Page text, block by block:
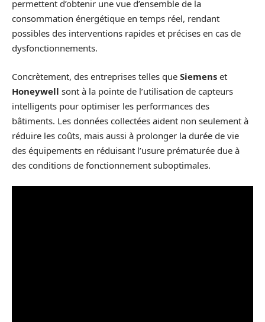
permettent d’obtenir une vue d’ensemble de la
consommation énergétique en temps réel, rendant
possibles des interventions rapides et précises en cas de
dysfonctionnements.
Concrètement, des entreprises telles que Siemens et
Honeywell sont à la pointe de l’utilisation de capteurs
intelligents pour optimiser les performances des
bâtiments. Les données collectées aident non seulement à
réduire les coûts, mais aussi à prolonger la durée de vie
des équipements en réduisant l’usure prématurée due à
des conditions de fonctionnement suboptimales.